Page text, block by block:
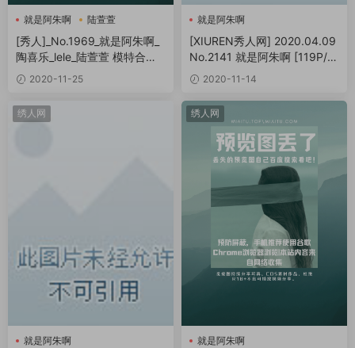
就是阿朱啊
陆萱萱
陶喜乐
[秀人]_No.1969_就是阿朱啊_
陶喜乐_lele_陆萱萱 模特合集
扑克牌大战
2020-11-25
就是阿朱啊
[XIUREN秀人网] 2020.04.09
No.2141 就是阿朱啊 [119P/2
79MB]
2020-11-14
绣人网
就是阿朱啊
绣人网
就是阿朱啊